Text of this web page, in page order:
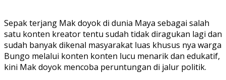
Sepak terjang Mak doyok di dunia Maya sebagai salah
satu konten kreator tentu sudah tidak diragukan lagi dan
sudah banyak dikenal masyarakat luas khusus nya warga
Bungo melalui konten konten lucu menarik dan edukatif,
kini Mak doyok mencoba peruntungan di jalur politik.